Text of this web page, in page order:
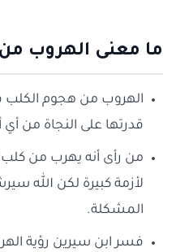
ما معنى الهروب من
الهروب من هجوم الكلب
قدرتها على النجاة من أي
من رأى أنه يهرب من
لأزمة كبيرة لكن الله
المشكلة.
فسر ابن سيرين رؤية